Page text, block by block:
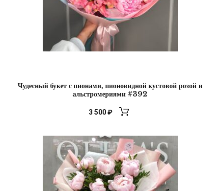
Чудесный букет с пионами, пионовидной кустовой розой и
альстромериями #392
3 500₽